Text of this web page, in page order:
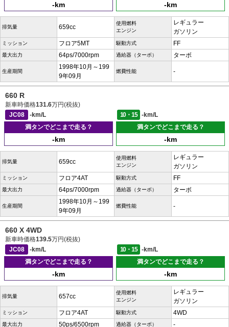
-km -km
排気量 659cc
使用燃料
エンジン
レギュラー
ガソリン
ミッション フロア5MT 駆動方式 FF
最大出力 64ps/7000rpm 過給器（ターボ） ターボ
生産期間
1998年10月～199
9年09月
燃費性能 -
660 R
新車時価格131.6万円(税抜)
JC08
-km/L 10・15
-km/L
満タンでどこまで走る？
-km
満タンでどこまで走る？
-km
排気量 659cc
使用燃料
エンジン
レギュラー
ガソリン
ミッション フロア4AT 駆動方式 FF
最大出力 64ps/7000rpm 過給器（ターボ） ターボ
生産期間
1998年10月～199
9年09月
燃費性能 -
660 X 4WD
新車時価格139.5万円(税抜)
JC08
-km/L 10・15
-km/L
満タンでどこまで走る？
-km
満タンでどこまで走る？
-km
排気量 657cc
使用燃料
エンジン
レギュラー
ガソリン
ミッション フロア4AT 駆動方式 4WD
最大出力 50ps/6500rpm 過給器（ターボ） -